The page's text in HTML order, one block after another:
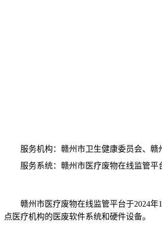
服务机构： 赣州市卫生健康委员会、赣
服务系统：赣州市医疗废物在线监管平
赣州市医疗废物在线监管平台于2024年
点 医疗机构的 医废软件系统和硬件设备。